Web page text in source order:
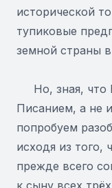
исторической
тупиковые
земной страны
Но, зная, что
Писанием, а не
попробуем
исходя из того,
прежде всего
к сыну всех